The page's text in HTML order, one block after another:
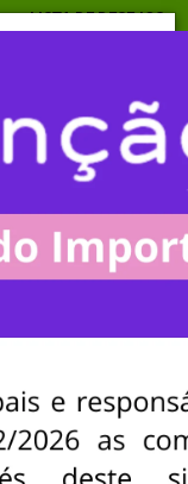
LISTA DE DESEJOS